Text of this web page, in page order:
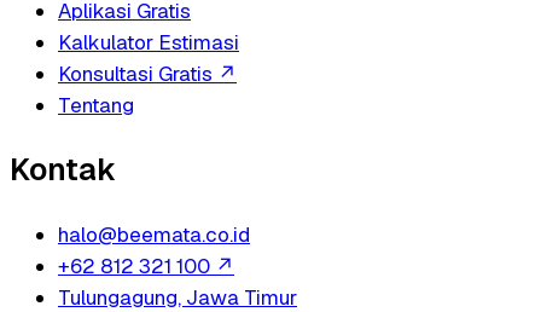
Aplikasi Gratis
Kalkulator Estimasi
Konsultasi Gratis ↗
Tentang
Kontak
halo@beemata.co.id
+62 812 321 100 ↗
Tulungagung, Jawa Timur